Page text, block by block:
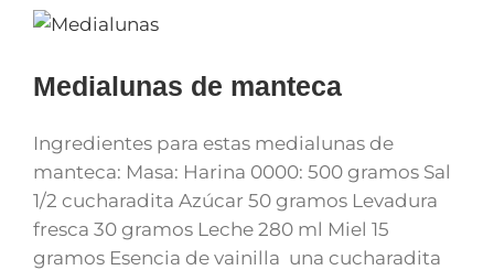
Medialunas de manteca
Ingredientes para estas medialunas de
manteca: Masa: Harina 0000: 500 gramos Sal
1/2 cucharadita Azúcar 50 gramos Levadura
fresca 30 gramos Leche 280 ml Miel 15
gramos Esencia de vainilla una cucharadita